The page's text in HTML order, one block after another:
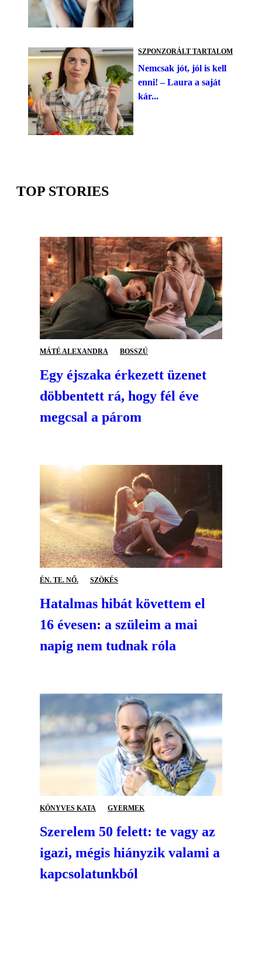
SZPONZORÁLT TARTALOM
Nemcsak jót, jól is kell
enni! – Laura a saját
kár...
TOP STORIES
MÁTÉ ALEXANDRA BOSSZÚ
Egy éjszaka érkezett üzenet
döbbentett rá, hogy fél éve
megcsal a párom
ÉN. TE. NŐ. SZÖKÉS
Hatalmas hibát követtem el
16 évesen: a szüleim a mai
napig nem tudnak róla
KÖNYVES KATA GYERMEK
Szerelem 50 felett: te vagy az
igazi, mégis hiányzik valami a
kapcsolatunkból